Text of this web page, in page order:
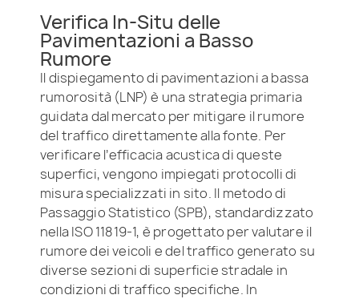
Verifica In-Situ delle
Pavimentazioni a Basso
Rumore
Il dispiegamento di pavimentazioni a bassa
rumorosità (LNP) è una strategia primaria
guidata dal mercato per mitigare il rumore
del traffico direttamente alla fonte. Per
verificare l’efficacia acustica di queste
superfici, vengono impiegati protocolli di
misura specializzati in sito. Il metodo di
Passaggio Statistico (SPB), standardizzato
nella ISO 11819-1, è progettato per valutare il
rumore dei veicoli e del traffico generato su
diverse sezioni di superficie stradale in
condizioni di traffico specifiche. In